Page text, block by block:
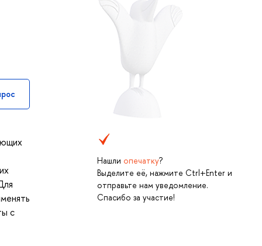
Нашли опечатку?
Выделите её, нажмите Ctrl+Enter и
отправьте нам уведомление.
Спасибо за участие!
с